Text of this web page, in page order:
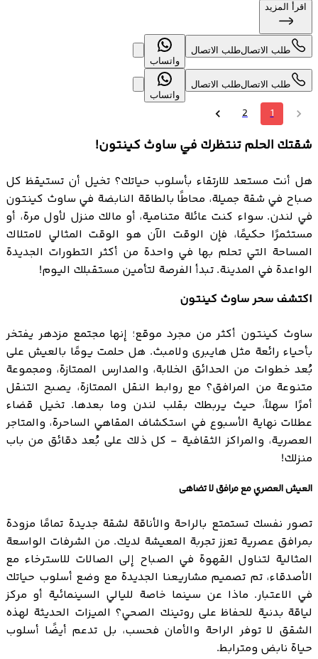
اقرأ المزيد
طلب الاتصالطلب الاتصال
واتساب
طلب الاتصالطلب الاتصال
واتساب
1
2
شقتك الحلم تنتظرك في ساوث كينتون!
هل أنت مستعد للارتقاء بأسلوب حياتك؟ تخيل أن تستيقظ كل
صباح في شقة جميلة، محاطًا بالطاقة النابضة في ساوث كينتون
في لندن. سواء كنت عائلة متنامية، أو مالك منزل لأول مرة، أو
مستثمرًا حكيمًا، فإن الوقت الآن هو الوقت المثالي لامتلاك
المساحة التي تحلم بها في واحدة من أكثر التطورات الجديدة
الواعدة في المدينة. تبدأ الفرصة لتأمين مستقبلك اليوم!
اكتشف سحر ساوث كينتون
ساوث كينتون أكثر من مجرد موقع؛ إنها مجتمع مزدهر يفتخر
بأحياء رائعة مثل هايبرى ولامبث. هل حلمت يومًا بالعيش على
بُعد خطوات من الحدائق الخلابة، والمدارس الممتازة، ومجموعة
متنوعة من المرافق؟ مع روابط النقل الممتازة، يصبح التنقل
أمرًا سهلاً، حيث يربطك بقلب لندن وما بعدها. تخيل قضاء
عطلات نهاية الأسبوع في استكشاف المقاهي الساحرة، والمتاجر
العصرية، والمراكز الثقافية - كل ذلك على بُعد دقائق من باب
منزلك!
العيش العصري مع مرافق لا تضاهى
تصور نفسك تستمتع بالراحة والأناقة لشقة جديدة تمامًا مزودة
بمرافق عصرية تعزز تجربة المعيشة لديك. من الشرفات الواسعة
المثالية لتناول القهوة في الصباح إلى الصالات للاسترخاء مع
الأصدقاء، تم تصميم مشاريعنا الجديدة مع وضع أسلوب حياتك
في الاعتبار. ماذا عن سينما خاصة لليالي السينمائية أو مركز
لياقة بدنية للحفاظ على روتينك الصحي؟ الميزات الحديثة لهذه
الشقق لا توفر الراحة والأمان فحسب، بل تدعم أيضًا أسلوب
حياة نابض ومترابط.